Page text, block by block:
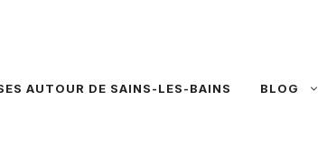
AUTOUR DE SAINS-LES-BAINS BLOG